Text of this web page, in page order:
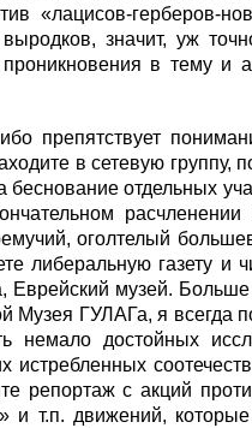
«лацисов-герберов-
значит, уж
в тему и
препятствует
в сетевую группу,
отдельных
оголтелый
либеральную газету и
музей. Больше
Музея ГУЛАГа, я всегда
немало достойных
репортаж с акций
и т.п. движений,